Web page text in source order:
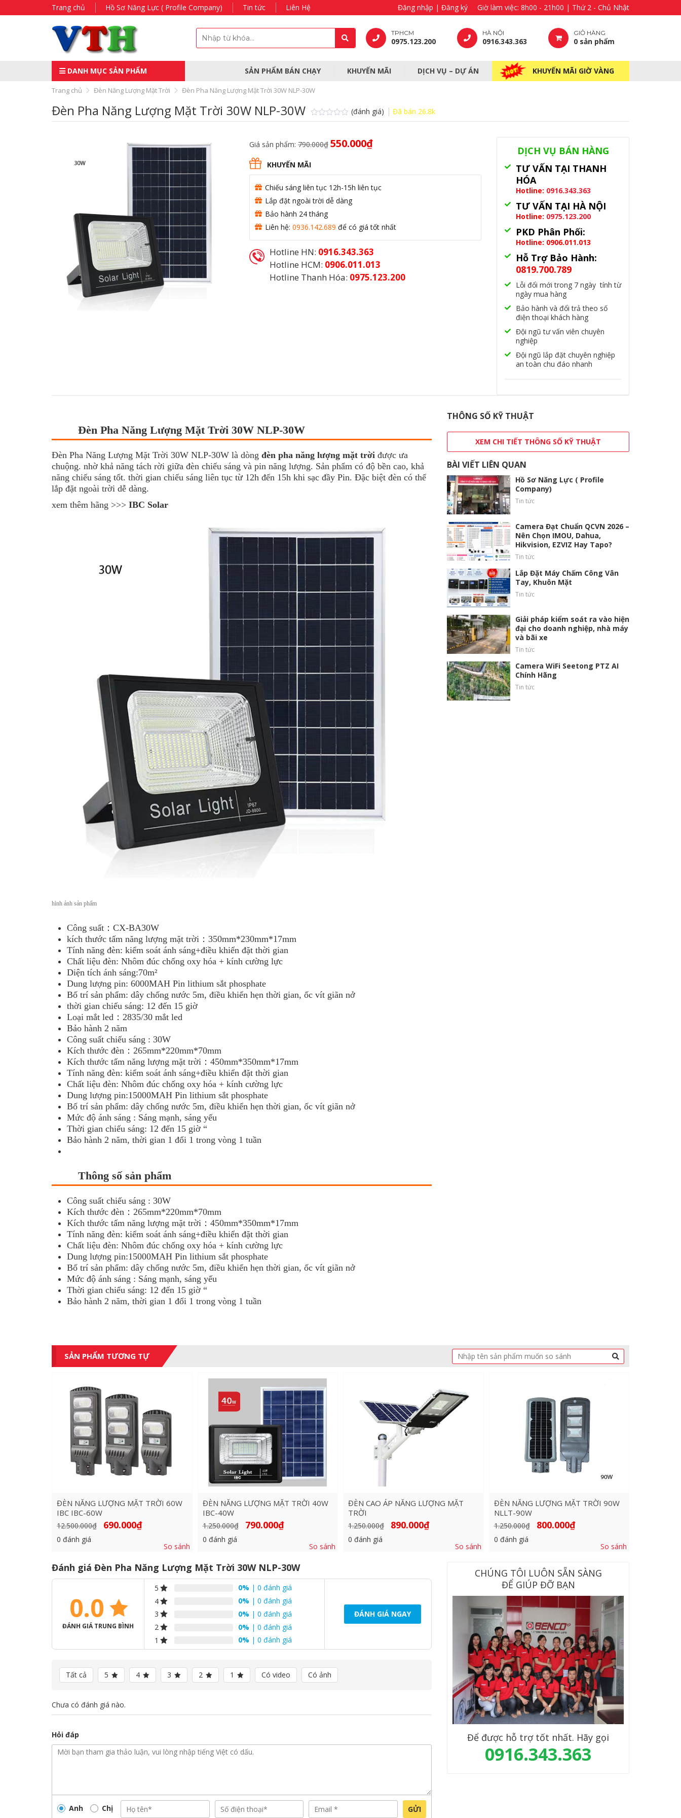
Trang chủ Hồ Sơ Năng Lực ( Profile Company) Tin tức Liên Hệ Đăng nhập | Đăng ký Giờ làm việc: 8h00 - 21h00 | Thứ 2 - Chủ Nhật
TPHCM
0975.123.200
HÀ NỘI
0916.343.363
GIỎ HÀNG
0 sản phẩm
DANH MỤC SẢN PHẨM SẢN PHẨM BÁN CHẠY KHUYẾN MÃI DỊCH VỤ – DỰ ÁN KHUYẾN MÃI GIỜ VÀNG
Trang chủ Đèn Năng Lượng Mặt Trời Đèn Pha Năng Lượng Mặt Trời 30W NLP-30W
Đèn Pha Năng Lượng Mặt Trời 30W NLP-30W
Được
0.0
(đánh giá) Đã bán 26.8k
Giá sản phẩm: 790.000₫ Giá
gốc
550.000₫Giá
550.000₫.
KHUYẾN MÃI
Chiếu sáng liên tục 12h-15h liên tục
Lắp đặt ngoài trời dễ dàng
Bảo hành 24 tháng
Liên hệ: 0936.142.689 để có giá tốt nhất
Hotline HN: 0916.343.363
Hotline HCM: 0906.011.013
Hotline Thanh Hóa: 0975.123.200
DỊCH VỤ BÁN HÀNG
TƯ VẤN TẠI THANH
HÓA
Hotline: 0916.343.363
TƯ VẤN TẠI HÀ NỘI
Hotline: 0975.123.200
PKD Phân Phối:
Hotline: 0906.011.013
Hỗ Trợ Bảo Hành:
0819.700.789
Lỗi đổi mới trong 7 ngày tính từ
ngày mua hàng
Bảo hành và đổi trả theo số
điện thoại khách hàng
Đội ngũ tư vấn viên chuyên
nghiệp
Đội ngũ lắp đặt chuyên nghiệp
an toàn chu đáo nhanh
Đèn Pha Năng Lượng Mặt Trời 30W NLP-30W
Đèn Pha Năng Lượng Mặt Trời 30W NLP-30W là dòng đèn pha năng lượng mặt trời được ưa
chuộng. nhờ khả năng tách rời giữa đèn chiếu sáng và pin năng lượng. Sản phẩm có độ bền cao, khả
năng chiếu sáng tốt. thời gian chiếu sáng liên tục từ 12h đến 15h khi sạc đầy Pin. Đặc biệt đèn có thể
lắp đặt ngoài trời dễ dàng.
xem thêm hãng >>> IBC Solar
hình ảnh sản phẩm
Công suất：CX-BA30W
kích thước tấm năng lượng mặt trời：350mm*230mm*17mm
Tính năng đèn: kiểm soát ánh sáng+điều khiển đặt thời gian
Chất liệu đèn: Nhôm đúc chống oxy hóa + kính cường lực
Diện tích ánh sáng:70m²
Dung lượng pin: 6000MAH Pin lithium sắt phosphate
Bố trí sản phẩm: dây chống nước 5m, điều khiển hẹn thời gian, ốc vít giãn nở
thời gian chiếu sáng: 12 đến 15 giờ
Loại mắt led：2835/30 mắt led
Bảo hành 2 năm
Công suất chiếu sáng : 30W
Kích thước đèn：265mm*220mm*70mm
Kích thước tấm năng lượng mặt trời：450mm*350mm*17mm
Tính năng đèn: kiểm soát ánh sáng+điều khiển đặt thời gian
Chất liệu đèn: Nhôm đúc chống oxy hóa + kính cường lực
Dung lượng pin:15000MAH Pin lithium sắt phosphate
Bố trí sản phẩm: dây chống nước 5m, điều khiển hẹn thời gian, ốc vít giãn nở
Mức độ ánh sáng : Sáng mạnh, sáng yếu
Thời gian chiếu sáng: 12 đến 15 giờ “
Bảo hành 2 năm, thời gian 1 đổi 1 trong vòng 1 tuần
Thông số sản phẩm
Công suất chiếu sáng : 30W
Kích thước đèn：265mm*220mm*70mm
Kích thước tấm năng lượng mặt trời：450mm*350mm*17mm
Tính năng đèn: kiểm soát ánh sáng+điều khiển đặt thời gian
Chất liệu đèn: Nhôm đúc chống oxy hóa + kính cường lực
Dung lượng pin:15000MAH Pin lithium sắt phosphate
Bố trí sản phẩm: dây chống nước 5m, điều khiển hẹn thời gian, ốc vít giãn nở
Mức độ ánh sáng : Sáng mạnh, sáng yếu
Thời gian chiếu sáng: 12 đến 15 giờ “
Bảo hành 2 năm, thời gian 1 đổi 1 trong vòng 1 tuần
THÔNG SỐ KỸ THUẬT
XEM CHI TIẾT THÔNG SỐ KỸ THUẬT
BÀI VIẾT LIÊN QUAN
Hồ Sơ Năng Lực ( Profile
Company)
Tin tức
Camera Đạt Chuẩn QCVN 2026 –
Nên Chọn IMOU, Dahua,
Hikvision, EZVIZ Hay Tapo?
Tin tức
Lắp Đặt Máy Chấm Công Vân
Tay, Khuôn Mặt
Tin tức
Giải pháp kiểm soát ra vào hiện
đại cho doanh nghiệp, nhà máy
và bãi xe
Tin tức
Camera WiFi Seetong PTZ AI
Chính Hãng
Tin tức
SẢN PHẨM TƯƠNG TỰ
ĐÈN NĂNG LƯỢNG MẶT TRỜI 60W
IBC IBC-60W
12.500.000₫
Giá
gốc
690.000₫Giá
0 đánh giá
So sánh
ĐÈN NĂNG LƯỢNG MẶT TRỜI 40W
IBC-40W
1.250.000₫
Giá
gốc
790.000₫Giá
0 đánh giá
So sánh
ĐÈN CAO ÁP NĂNG LƯỢNG MẶT
TRỜI
1.250.000₫
Giá
gốc
890.000₫Giá
0 đánh giá
So sánh
ĐÈN NĂNG LƯỢNG MẶT TRỜI 90W
NLLT-90W
1.250.000₫
Giá
gốc
800.000₫Giá
0 đánh giá
So sánh
Đánh giá Đèn Pha Năng Lượng Mặt Trời 30W NLP-30W
0.0
ĐÁNH GIÁ TRUNG BÌNH
5 0% | 0 đánh giá
4
0% | 0 đánh giá
3
0% | 0 đánh giá
2
0% | 0 đánh giá
1
0% | 0 đánh giá
ĐÁNH GIÁ NGAY
Tất cả 5 4 3 2 1 Có video Có ảnh
Chưa có đánh giá nào.
Hỏi đáp
Anh Chị GỬI
CHÚNG TÔI LUÔN SẴN SÀNG
ĐỂ GIÚP ĐỠ BẠN
Để được hỗ trợ tốt nhất. Hãy gọi
0916.343.363